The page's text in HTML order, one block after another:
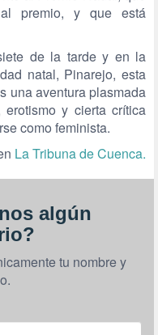
premio, y que está
de la tarde y en la
natal, Pinarejo, esta
una aventura plasmada
y cierta crítica
como feminista.
La Tribuna de Cuenca.
algún
tu nombre y